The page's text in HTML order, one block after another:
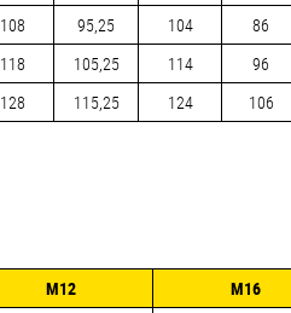
108 95,25 104 86
118 105,25 114 96
128 115,25 124 106
М12 М16